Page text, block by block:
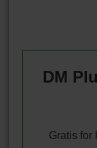
DM
Gratis for